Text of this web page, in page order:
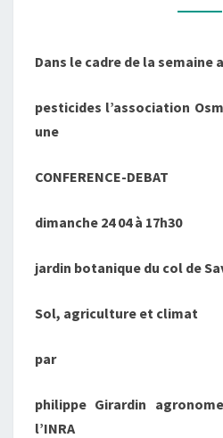
Dans le cadre de la semaine
pesticides l’association
une
CONFERENCE-DEBAT
dimanche 24 04 à 17h30
jardin botanique du col de
Sol, agriculture et climat
par
philippe Girardin
l’INRA